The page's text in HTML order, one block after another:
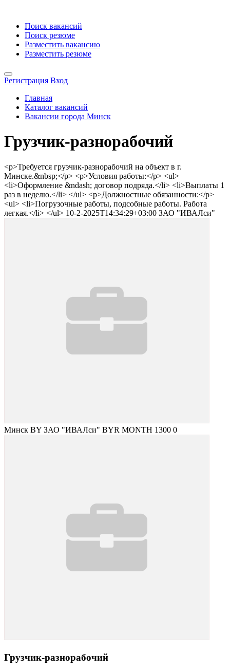
Поиск вакансий
Поиск резюме
Разместить вакансию
Разместить резюме
Регистрация Вход
Главная
Каталог вакансий
Вакансии города Минск
Грузчик-разнорабочий
<p>Требуется грузчик-разнорабочий на объект в г.
Минске.&nbsp;</p> <p>Условия работы:</p> <ul>
<li>Оформление &ndash; договор подряда.</li> <li>Выплаты 1
раз в неделю.</li> </ul> <p>Должностные обязанности:</p>
<ul> <li>Погрузочные работы, подсобные работы. Работа
легкая.</li> </ul> 10-2-2025T14:34:29+03:00 ЗАО "ИВАЛси"
Минск BY ЗАО "ИВАЛси" BYR MONTH 1300 0
Грузчик-разнорабочий